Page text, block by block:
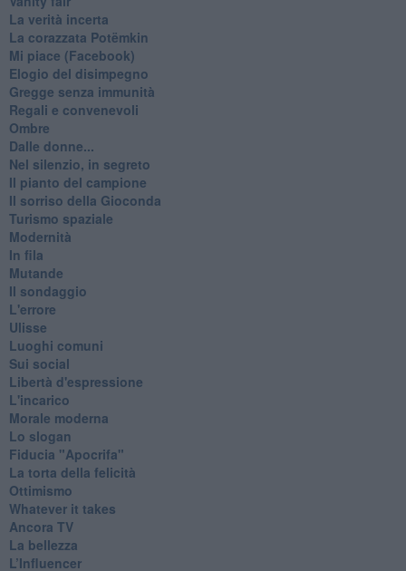
La verità incerta
La corazzata Potëmkin
Mi piace (Facebook)
Elogio del disimpegno
Gregge senza immunità
Regali e convenevoli
Ombre
Dalle donne...
Nel silenzio, in segreto
Il pianto del campione
Il sorriso della Gioconda
Turismo spaziale
Modernità
In fila
Mutande
Il sondaggio
L'errore
Ulisse
Luoghi comuni
Sui social
Libertà d'espressione
L'incarico
Morale moderna
Lo slogan
Fiducia "Apocrifa"
La torta della felicità
Ottimismo
Whatever it takes
Ancora TV
La bellezza
L’Influencer